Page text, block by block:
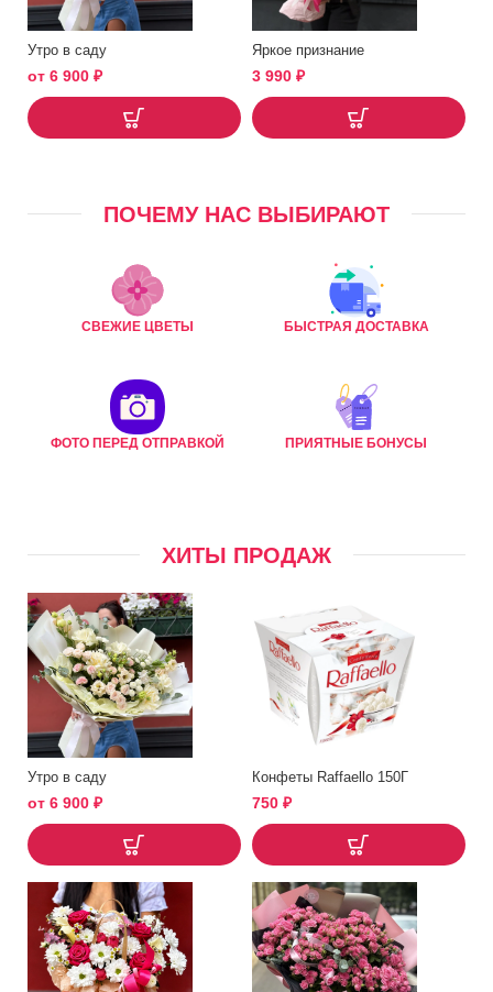
Утро в саду
от 6 900 ₽
Яркое признание
3 990 ₽
ПОЧЕМУ НАС ВЫБИРАЮТ
СВЕЖИЕ ЦВЕТЫ БЫСТРАЯ ДОСТАВКА
ФОТО ПЕРЕД ОТПРАВКОЙ ПРИЯТНЫЕ БОНУСЫ
ХИТЫ ПРОДАЖ
Утро в саду
от 6 900 ₽
Конфеты Raffaello 150Г
750 ₽